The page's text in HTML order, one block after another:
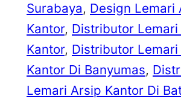
Surabaya, Design Lemari
Kantor, Distributor Lemari
Kantor, Distributor Lemari
Kantor Di Banyumas,
Lemari Arsip Kantor Di